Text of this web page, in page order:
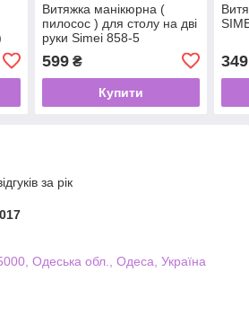
Витяжка манікюрна (
пилосос ) для столу на дві
руки Simei 858-5
599₴
Купити
349
за рік
Одеська обл., Одеса, Україна